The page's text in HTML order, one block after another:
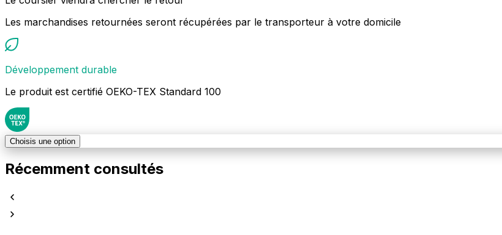
Les marchandises retournées seront récupérées par le transporteur à votre domicile
Développement durable
Le produit est certifié OEKO-TEX Standard 100
Choisis une option
Récemment consultés